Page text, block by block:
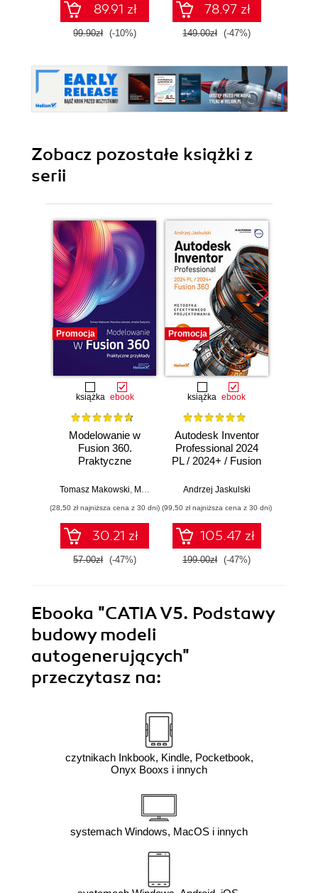
89.91 zł
99.90zł (-10%)
78.97 zł
149.00zł (-47%)
Zobacz pozostałe książki z
serii
Promocja
książka ebook
Modelowanie w
Fusion 360.
Praktyczne
Tomasz Makowski Marcelina Jałowiec , Amelia Święcicka
(28,50 zł najniższa cena z 30 dni)
30.21 zł
57.00zł (-47%)
Promocja
książka ebook
Autodesk Inventor
Professional 2024
PL / 2024+ / Fusion
efektywnego
Andrzej Jaskulski
(99,50 zł najniższa cena z 30 dni)
105.47 zł
199.00zł (-47%)
Ebooka "CATIA V5. Podstawy
budowy modeli
autogenerujących"
przeczytasz na:
czytnikach Inkbook, Kindle, Pocketbook,
Onyx Booxs i innych
systemach Windows, MacOS i innych